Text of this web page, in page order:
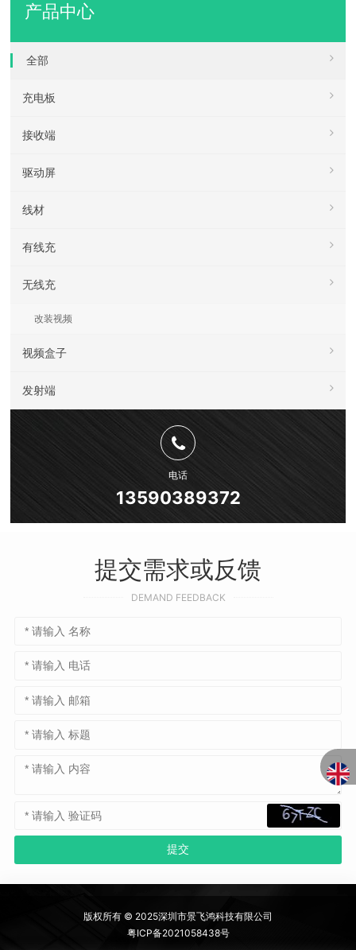
产品中心
全部
充电板
接收端
驱动屏
线材
有线充
无线充
改装视频
视频盒子
发射端
电话
13590389372
提交需求或反馈
DEMAND FEEDBACK
版权所有 © 2025深圳市景飞鸿科技有限公司
粤ICP备2021058438号